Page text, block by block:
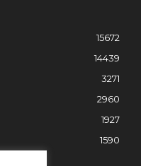
15672
14439
3271
2960
1927
1590